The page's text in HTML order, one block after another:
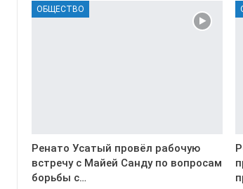
ОБЩЕСТВО
Ренато Усатый провёл рабочую
встречу с Майей Санду по вопросам
борьбы с…